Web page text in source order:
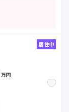
居住中
万円